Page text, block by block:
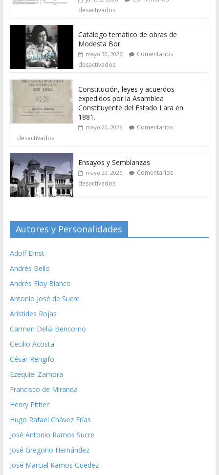
desactivados
Catálogo temático de obras de
Modesta Bor
mayo 30, 2026
Comentarios
desactivados
Constitución, leyes y acuerdos
expedidos por la Asamblea
Constituyente del Estado Lara en
1881.
mayo 20, 2026
Comentarios
desactivados
Ensayos y Semblanzas
mayo 20, 2026
Comentarios
desactivados
Autores y Personalidades
Adolf Ernst
Andrés Bello
Andrés Eloy Blanco
Antonio José de Sucre
Aristides Rojas
Carmen Delia Bencomo
Cecilio Acosta
César Rengifo
Ezequiel Zamora
Francisco de Miranda
Henry Pittier
Hugo Rafael Chávez Frías
José Antonio Ramos Sucre
José Gregorio Hernández
José Marcial Ramos Guedez